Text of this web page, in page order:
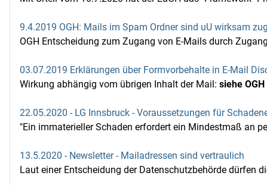
9.4.2019 OGH: Mails im Spam Ordner sind uU wirksam
OGH Entscheidung zum Zugang von E-Mails durch
03.07.2019 Erklärungen über Formvorbehalte in E-Mail
Wirkung abhängig vom übrigen Inhalt der Mail: siehe
22.05.2020 - LG Innsbruck - Voraussetzungen für
"Ein immaterieller Schaden erfordert ein Mindestmaß an
13.5.2020 - Newsletter - Mailadressen sind vertraulich
Laut einer Entscheidung der Datenschutzbehörde dürfen